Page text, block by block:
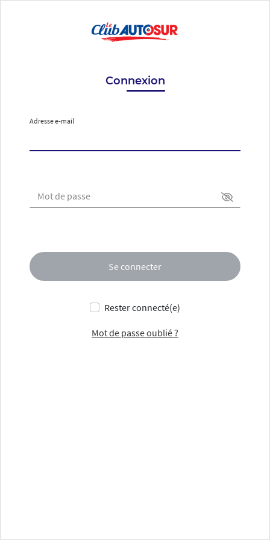
Connexion
Adresse e-mail
Mot de passe
Se connecter
Rester connecté(e)
Mot de passe oublié ?